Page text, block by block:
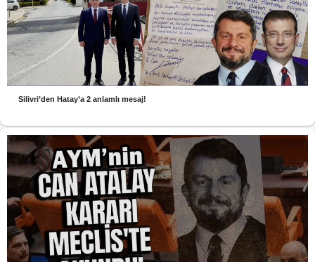
Silivri’den Hatay’a 2 anlamlı mesaj!